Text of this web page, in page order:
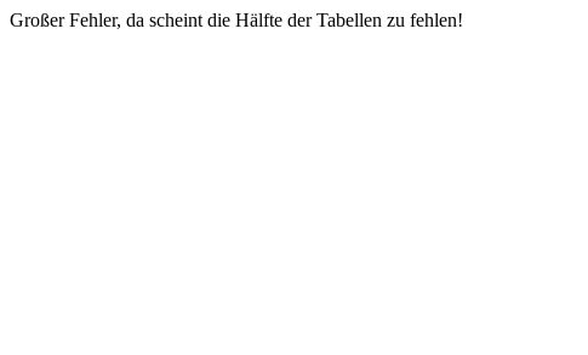
Großer Fehler, da scheint die Hälfte der Tabellen zu fehlen!